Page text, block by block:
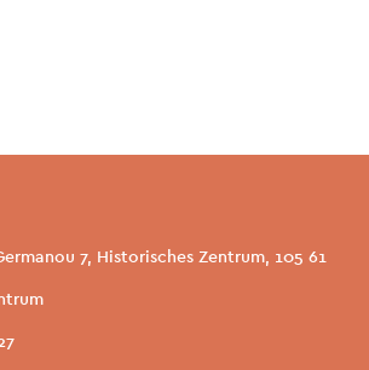
7, Historisches Zentrum, 105 61